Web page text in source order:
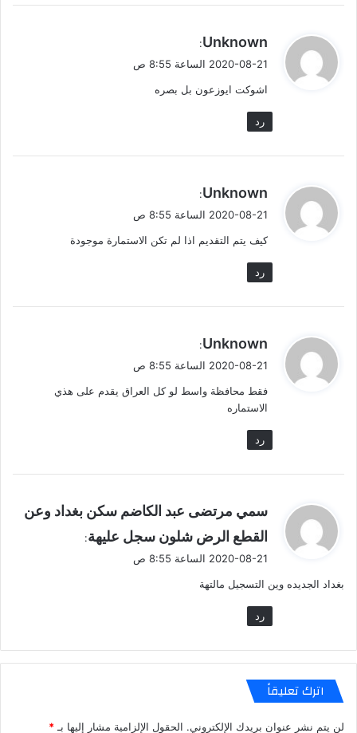
ي
ل
Unknown
:
2020-08-21 الساعة 8:55 ص
اشوكت ايوزعون بل بصره
رد
ي
ل
Unknown
:
2020-08-21 الساعة 8:55 ص
كيف يتم التقديم اذا لم تكن الاستمارة موجودة
رد
ي
ل
Unknown
:
2020-08-21 الساعة 8:55 ص
فقط محافظة واسط لو كل العراق يقدم على هذي
الاستماره
رد
ي
و
ل
سمي مرتضى عبد الكاضم سكن بغداد وعن
القطع الرض شلون سجل عليهة:
2020-08-21 الساعة 8:55 ص
بغداد الجديده وين التسجيل مالتهة
رد
اترك تعليقاً
لن يتم نشر عنوان بريدك الإلكتروني. الحقول الإلزامية مشار إليها بـ *